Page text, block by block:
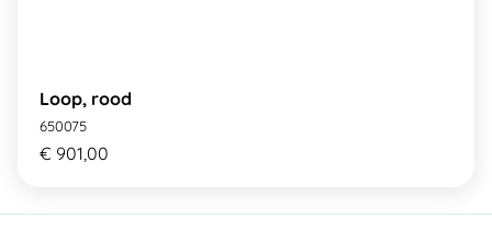
Loop, rood
650075
€ 901,00